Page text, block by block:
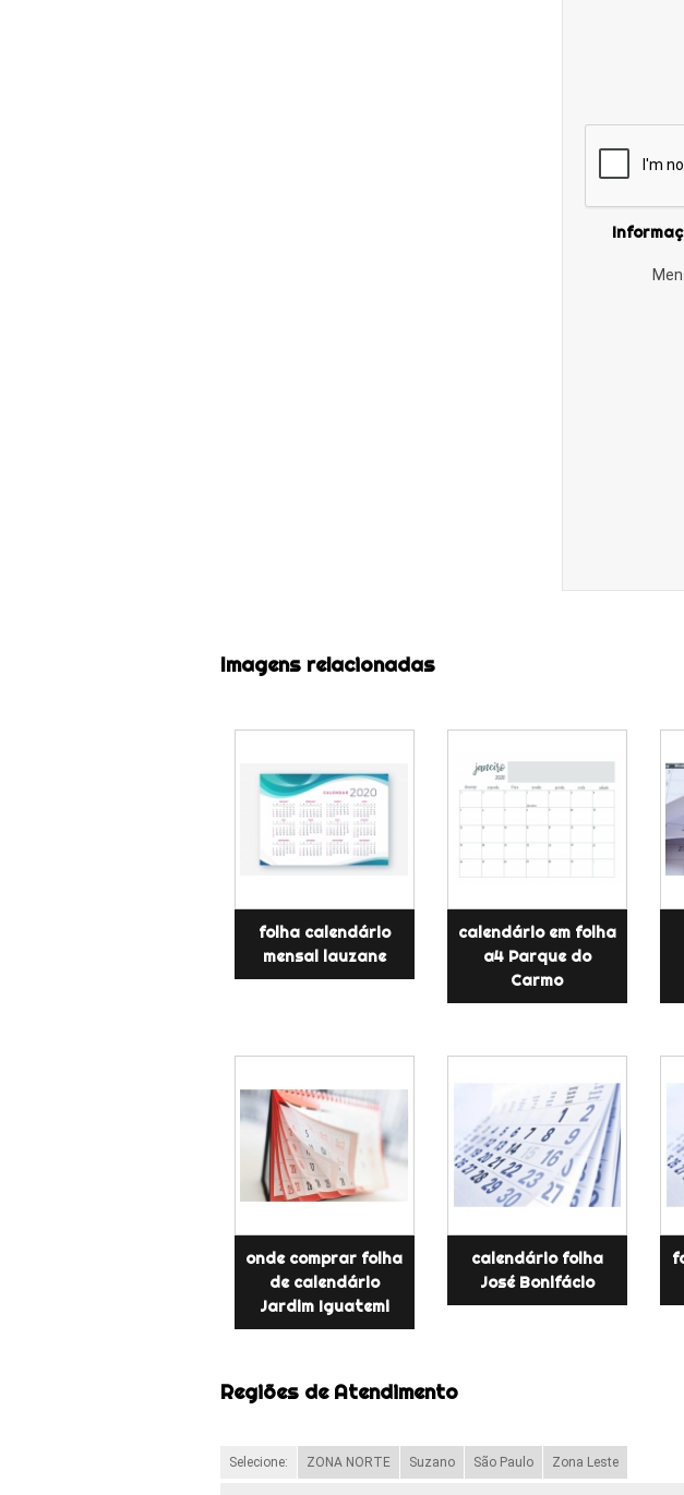
Imagens relacionadas
folha calendário
mensal lauzane
calendário em folha
a4 Parque do
Carmo
onde comprar folha
de calendário
Jardim Iguatemi
calendário folha
José Bonifácio
Regiões de Atendimento
Selecione: ZONA NORTE Suzano São Paulo Zona Leste